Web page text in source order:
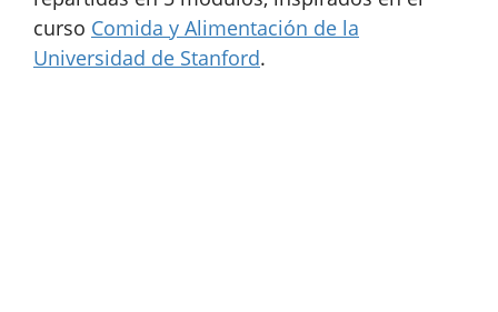
curso Comida y Alimentación de la
Universidad de Stanford.